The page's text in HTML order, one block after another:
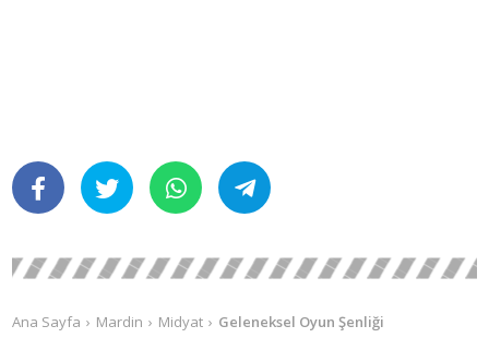
Ana Sayfa Mardin Midyat Geleneksel Oyun Şenliği